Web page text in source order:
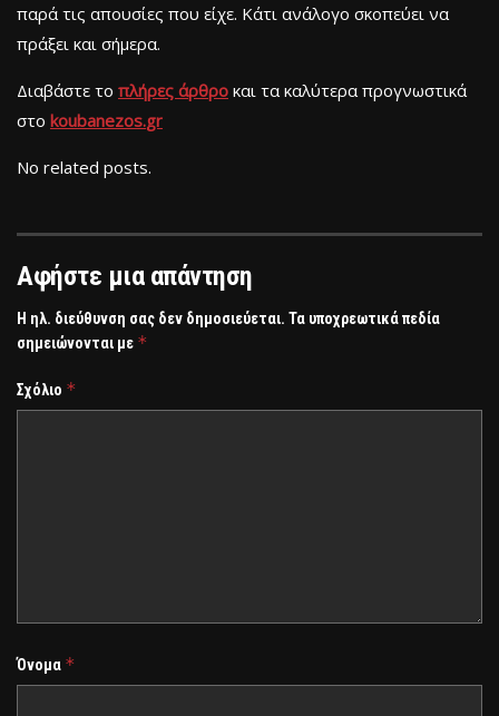
παρά τις απουσίες που είχε. Κάτι ανάλογο σκοπεύει να
πράξει και σήμερα.
Διαβάστε το πλήρες άρθρο και τα καλύτερα προγνωστικά
στο koubanezos.gr
No related posts.
Αφήστε μια απάντηση
Η ηλ. διεύθυνση σας δεν δημοσιεύεται. Τα υποχρεωτικά πεδία
σημειώνονται με *
Σχόλιο *
Όνομα *